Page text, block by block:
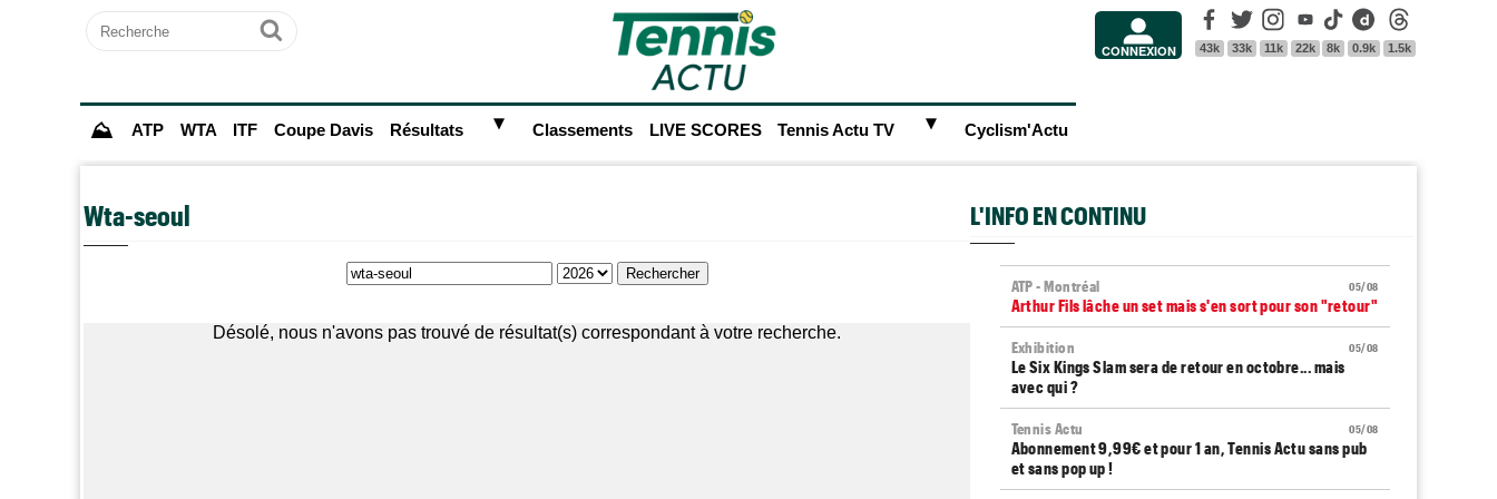
Recherche
Ok CONNEXION
Facebook
43k
Twitter
33k
Instagram
11k
Youtube
22k
Tik Tok
8k
Dailymotion
0.9k 1.5k
⛰ ATP WTA ITF Coupe Davis Résultats ► Classements LIVE SCORES Tennis Actu TV ► Cyclism'Actu
Wta-seoul
Désolé, nous n'avons pas trouvé de résultat(s) correspondant à votre recherche.
L'INFO EN CONTINU
05/08
ATP - Montréal
Arthur Fils lâche un set mais s'en sort pour son "retour"
05/08
Exhibition
Le Six Kings Slam sera de retour en octobre... mais
avec qui ?
05/08
Tennis Actu
Abonnement 9,99€ et pour 1 an, Tennis Actu sans pub
et sans pop up !